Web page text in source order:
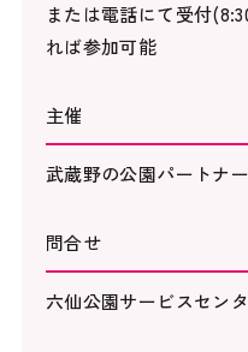
または電話にて受付
れば参加可能
主催
武蔵野の公園パートナ
問合せ
六仙公園サービスセン